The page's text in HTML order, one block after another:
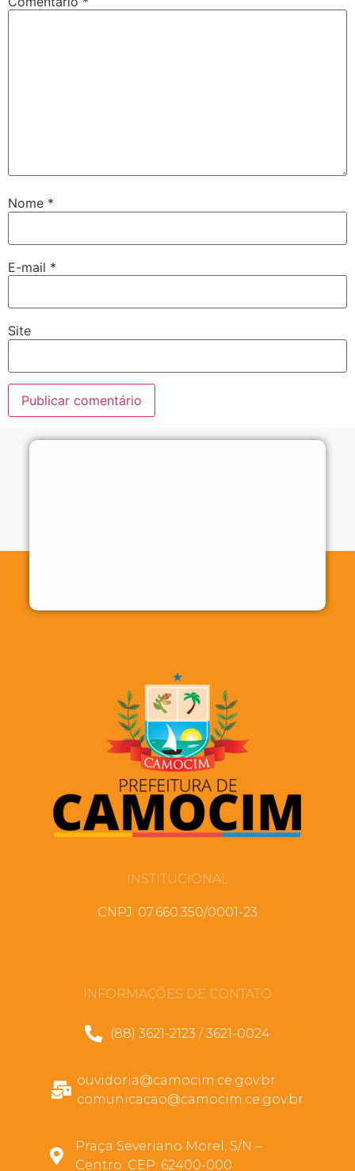
Nome *
E-mail *
Site
INSTITUCIONAL
CNPJ: 07.660.350/0001-23
INFORMAÇÕES DE CONTATO
(88) 3621-2123 / 3621-0024
ouvidoria@camocim.ce.gov.br
comunicacao@camocim.ce.gov.br
Praça Severiano Morel, S/N –
Centro. CEP: 62400-000